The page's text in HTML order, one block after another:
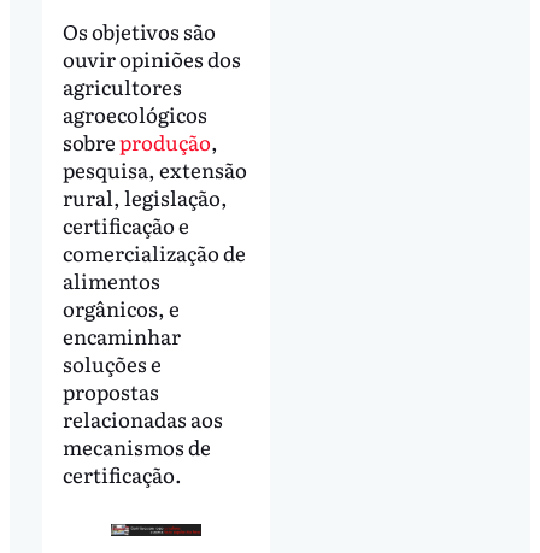
Os objetivos são
ouvir opiniões dos
agricultores
agroecológicos
sobreprodução,
pesquisa, extensão
rural, legislação,
certificação e
comercialização de
alimentos
orgânicos, e
encaminhar
soluções e
propostas
relacionadas aos
mecanismos de
certificação.